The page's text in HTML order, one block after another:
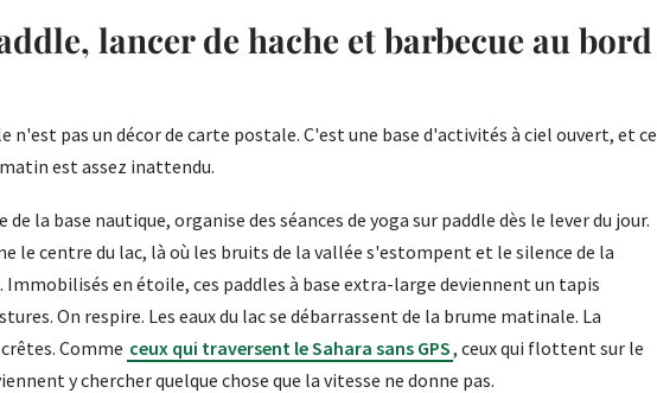
lancer de hache et barbecue au bord
n'est pas un décor de carte postale. C'est une base d'activités à ciel ouvert, et ce
est assez inattendu.
la base nautique, organise des séances de yoga sur paddle dès le lever du jour.
le centre du lac, là où les bruits de la vallée s'estompent et le silence de la
en étoile, ces paddles à base extra-large deviennent un tapis
On respire. Les eaux du lac se débarrassent de la brume matinale. La
Comme ceux qui traversent le Sahara sans GPS, ceux qui flottent sur le
y chercher quelque chose que la vitesse ne donne pas.